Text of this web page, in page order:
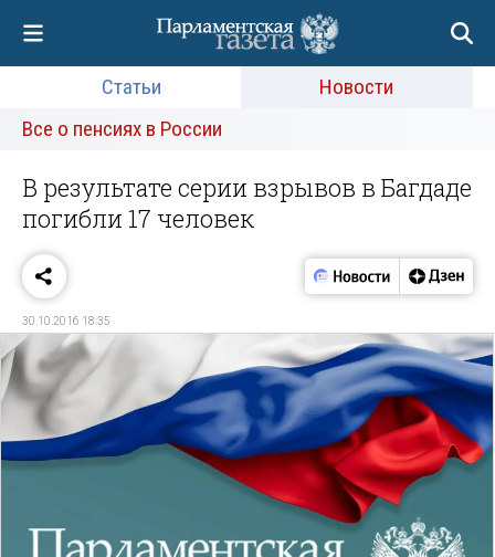
Статьи
Новости
Все о пенсиях в России
В результате серии взрывов в Багдаде
погибли 17 человек
30.10.2016 18:35